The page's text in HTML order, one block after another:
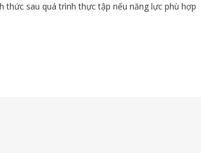
thức sau quá trình thực tập nếu năng lực phù hợp